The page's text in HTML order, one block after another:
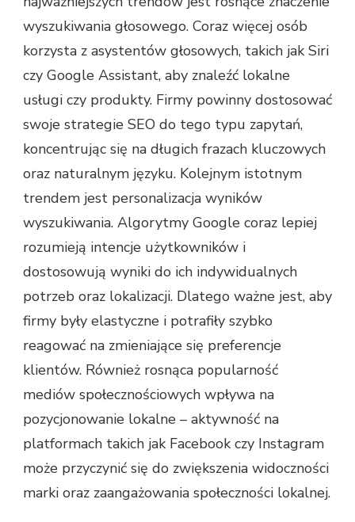
wyszukiwania głosowego. Coraz więcej osób
korzysta z asystentów głosowych, takich jak Siri
czy Google Assistant, aby znaleźć lokalne
usługi czy produkty. Firmy powinny dostosować
swoje strategie SEO do tego typu zapytań,
koncentrując się na długich frazach kluczowych
oraz naturalnym języku. Kolejnym istotnym
trendem jest personalizacja wyników
wyszukiwania. Algorytmy Google coraz lepiej
rozumieją intencje użytkowników i
dostosowują wyniki do ich indywidualnych
potrzeb oraz lokalizacji. Dlatego ważne jest, aby
firmy były elastyczne i potrafiły szybko
reagować na zmieniające się preferencje
klientów. Również rosnąca popularność
mediów społecznościowych wpływa na
pozycjonowanie lokalne – aktywność na
platformach takich jak Facebook czy Instagram
może przyczynić się do zwiększenia widoczności
marki oraz zaangażowania społeczności lokalnej.